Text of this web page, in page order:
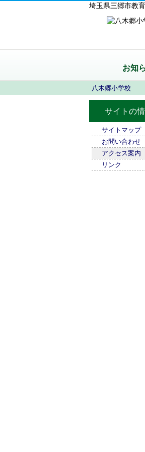
埼玉県三郷市教
お知
八木郷小学校
サイトの
サイトマップ
お問い合わせ
アクセス案内
リンク